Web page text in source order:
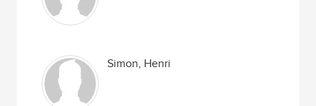
Simon, Henri